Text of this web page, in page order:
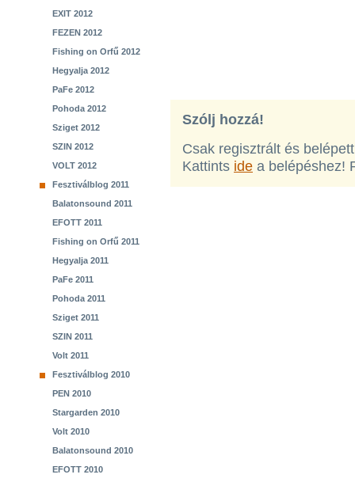
EXIT 2012
FEZEN 2012
Fishing on Orfű 2012
Hegyalja 2012
PaFe 2012
Pohoda 2012
Sziget 2012
SZIN 2012
VOLT 2012
Fesztiválblog 2011
Balatonsound 2011
EFOTT 2011
Fishing on Orfű 2011
Hegyalja 2011
PaFe 2011
Pohoda 2011
Sziget 2011
SZIN 2011
Volt 2011
Fesztiválblog 2010
PEN 2010
Stargarden 2010
Volt 2010
Balatonsound 2010
EFOTT 2010
Szólj hozzá!
Csak regisztrált és
Kattints ide a belépéshez!